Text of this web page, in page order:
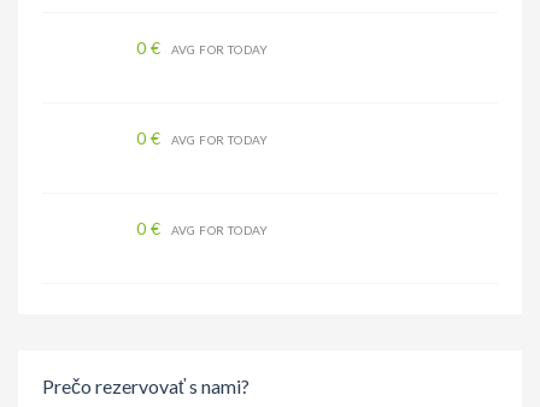
0 € AVG FOR TODAY
0 € AVG FOR TODAY
0 € AVG FOR TODAY
Prečo rezervovať s nami?